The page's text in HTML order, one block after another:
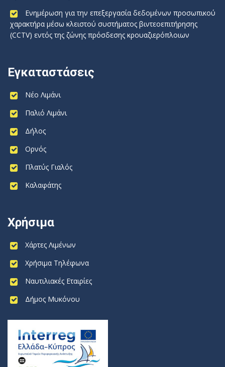
Ενημέρωση για την επεξεργασία δεδομένων προσωπικού
χαρακτήρα μέσω κλειστού συστήματος βιντεοεπιτήρησης
(CCTV) εντός της ζώνης πρόσδεσης κρουαζιερόπλοιων
Εγκαταστάσεις
Νέο Λιμάνι
Παλιό Λιμάνι
Δήλος
Ορνός
Πλατύς Γιαλός
Καλαφάτης
Χρήσιμα
Χάρτες Λιμένων
Χρήσιμα Τηλέφωνα
Ναυτιλιακές Εταιρίες
Δήμος Μυκόνου